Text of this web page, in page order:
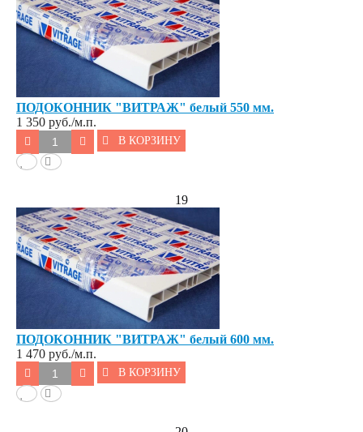
ПОДОКОННИК "ВИТРАЖ" белый 550 мм.
1 350 руб./м.п.
В КОРЗИНУ
19
ПОДОКОННИК "ВИТРАЖ" белый 600 мм.
1 470 руб./м.п.
В КОРЗИНУ